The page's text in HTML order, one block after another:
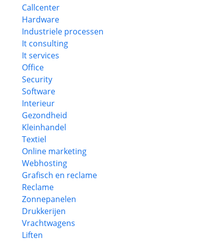
Callcenter
Hardware
Industriele processen
It consulting
It services
Office
Security
Software
Interieur
Gezondheid
Kleinhandel
Textiel
Online marketing
Webhosting
Grafisch en reclame
Reclame
Zonnepanelen
Drukkerijen
Vrachtwagens
Liften